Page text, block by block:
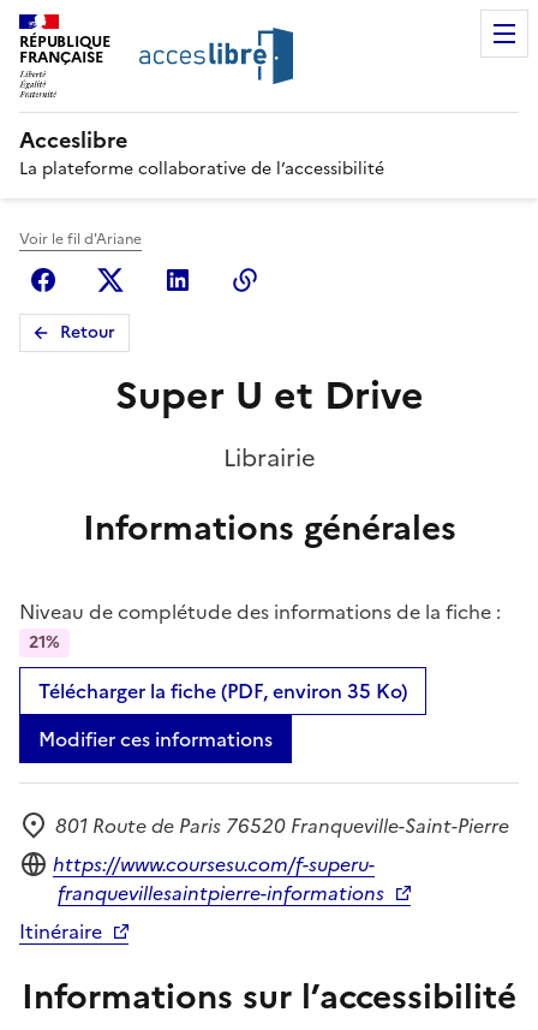
RÉPUBLIQUE
FRANÇAISE
Acceslibre
La plateforme collaborative de l’accessibilité
Voir le fil d'Ariane
FacebookX (anciennement Twitter)
Linkedin
Retour
Super U et Drive
Librairie
Informations générales
Niveau de complétude des informations de la fiche :
21%
Télécharger la fiche (PDF, environ 35 Ko)
Modifier ces informations
Adresse
801 Route de Paris 76520 Franqueville-Saint-Pierre
Site internet
https://www.coursesu.com/f-superu-
franquevillesaintpierre-informations
Itinéraire
Informations sur l’accessibilité